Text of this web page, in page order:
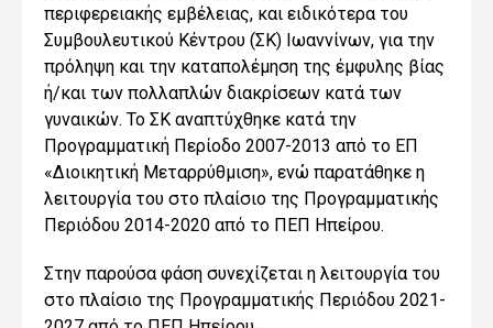
περιφερειακής εμβέλειας, και ειδικότερα του
Συμβουλευτικού Κέντρου (ΣΚ) Ιωαννίνων, για την
πρόληψη και την καταπολέμηση της έμφυλης βίας
ή/και των πολλαπλών διακρίσεων κατά των
γυναικών. Το ΣΚ αναπτύχθηκε κατά την
Προγραμματική Περίοδο 2007-2013 από το ΕΠ
«Διοικητική Μεταρρύθμιση», ενώ παρατάθηκε η
λειτουργία του στο πλαίσιο της Προγραμματικής
Περιόδου 2014-2020 από το ΠΕΠ Ηπείρου.
Στην παρούσα φάση συνεχίζεται η λειτουργία του
στο πλαίσιο της Προγραμματικής Περιόδου 2021-